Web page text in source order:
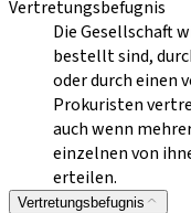
Vertretungsbefugnis
Die Gesellschaft
bestellt sind,
oder durch einen
Prokuristen
auch wenn
einzelnen von
erteilen.
Vertretungsbefugnis